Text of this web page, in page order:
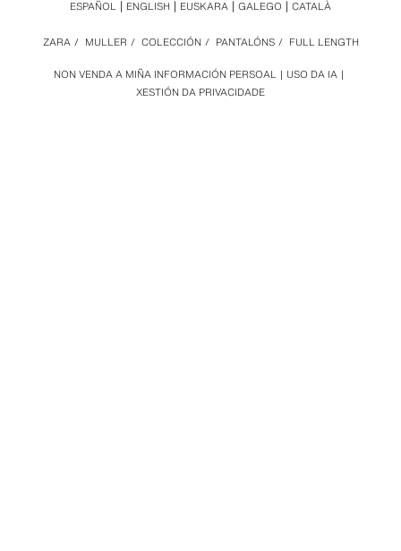
NON VENDA A MIÑA INFORMACIÓN PERSOAL
USO DA IA
XESTIÓN DA PRIVACIDADE
ZARA / MULLER / COLECCIÓN / PANTALÓNS / FULL LENGTH
ESPAÑOL ENGLISH EUSKARA GALEGO CATALÀ